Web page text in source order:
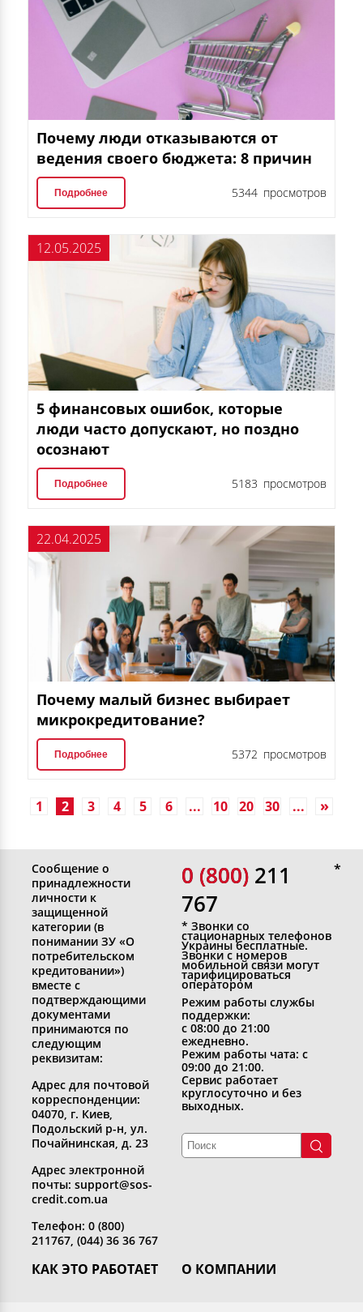
Почему люди отказываются от
ведения своего бюджета: 8 причин
Подробнее 5344 просмотров
12.05.2025
5 финансовых ошибок, которые
люди часто допускают, но поздно
осознают
Подробнее 5183 просмотров
22.04.2025
Почему малый бизнес выбирает
микрокредитование?
Подробнее 5372 просмотров
1 2 3 4 5 6 ... 10 20 30
...
КАК ЭТО РАБОТАЕТ О КОМПАНИИ
Сообщение о
принадлежности
личности к
защищенной
категории (в
понимании ЗУ «О
потребительском
кредитовании»)
вместе с
подтверждающими
документами
принимаются по
следующим
реквизитам:
Адрес для почтовой
корреспонденции:
04070, г. Киев,
Подольский р-н, ул.
Почайнинская, д. 23
Адрес электронной
почты: support@sos-
credit.com.ua
Телефон: 0 (800)
211767, (044) 36 36 767
0 (800)
0 (800) 211
767
* Звонки со
стационарных телефонов
Украины бесплатные.
Звонки с номеров
мобильной связи могут
тарифицироваться
оператором
Режим работы службы
поддержки:
с 08:00 до 21:00
ежедневно.
Режим работы чата: с
09:00 до 21:00.
Сервис работает
круглосуточно и без
выходных.